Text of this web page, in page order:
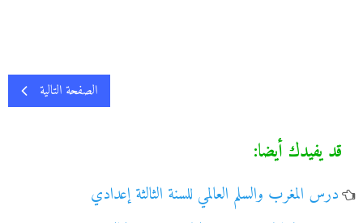
الصفحة التالية
قد يفيدك أيضا:
درس المغرب والسلم العالمي للسنة الثالثة إعدادي